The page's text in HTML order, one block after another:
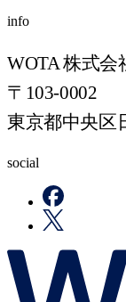
info
WOTA 株式会
〒103-0002
東京都中央区
social